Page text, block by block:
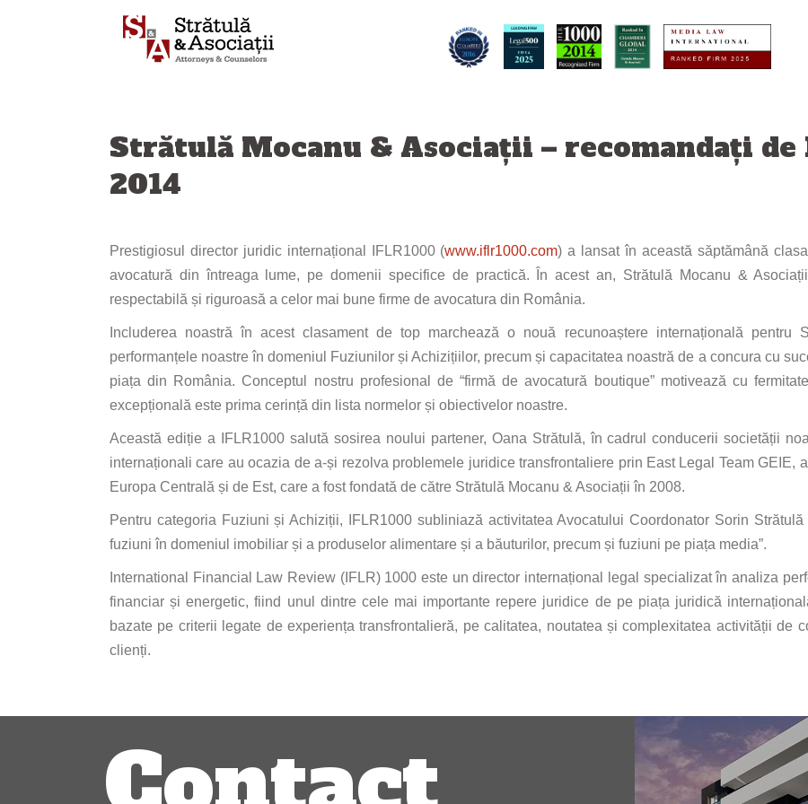
Strătulă Mocanu & Asociaţii – recomandați de
2014
Prestigiosul director juridic internațional IFLR1000 (www.iflr1000.com) a lansat în această săptămână
avocatură din întreaga lume, pe domenii specifice de practică. În acest an, Strătulă Mocanu &
respectabilă și riguroasă a celor mai bune firme de avocatura din România.
Includerea noastră în acest clasament de top marchează o nouă recunoaștere internațională pentru
performanțele noastre în domeniul Fuziunilor și Achizițiilor, precum și capacitatea noastră de a concura cu
piața din România. Conceptul nostru profesional de “firmă de avocatură boutique” motivează cu
excepțională este prima cerință din lista normelor și obiectivelor noastre.
Această ediție a IFLR1000 salută sosirea noului partener, Oana Strătulă, în cadrul conducerii societății
internaționali care au ocazia de a-și rezolva problemele juridice transfrontaliere prin East Legal Team GEIE,
Europa Centrală și de Est, care a fost fondată de către Strătulă Mocanu & Asociații în 2008.
Pentru categoria Fuziuni și Achiziții, IFLR1000 subliniază activitatea Avocatului Coordonator Sorin
fuziuni în domeniul imobiliar și a produselor alimentare și a băuturilor, precum și fuziuni pe piața media”.
International Financial Law Review (IFLR) 1000 este un director internațional legal specializat în analiza
financiar și energetic, fiind unul dintre cele mai importante repere juridice de pe piața juridică
bazate pe criterii legate de experiența transfrontalieră, pe calitatea, noutatea și complexitatea activității de
clienți.
Navigare
articole